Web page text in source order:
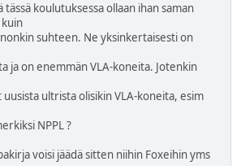
koulutuksessa ollaan ihan saman
kuin
suhteen. Ne yksinkertaisesti on
ja on enemmän VLA-koneita. Jotenkin
ultrista olisikin VLA-koneita, esim
NPPL ?
voisi jäädä sitten niihin Foxeihin yms